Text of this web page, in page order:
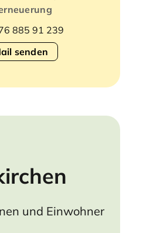
885 91 239
senden
und Einwohner